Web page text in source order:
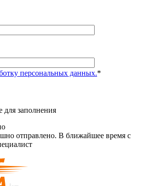
персональных данных.*
для заполнения
отправлено. В ближайшее время с